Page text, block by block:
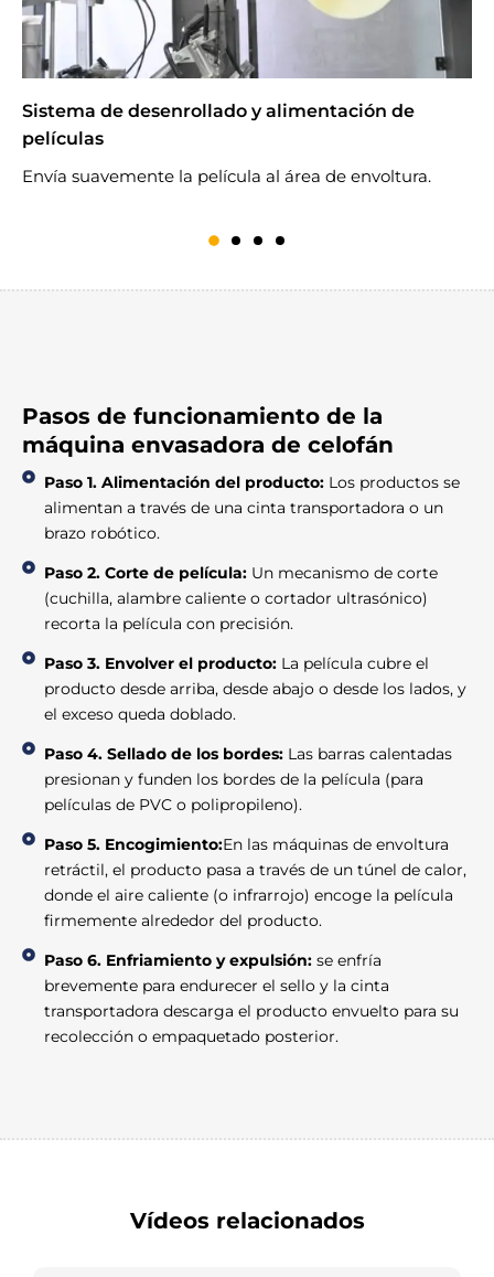
Envía suavemente la película al área de envoltura.
Sistema de desenrollado y alimentación de
películas
Pasos de funcionamiento de la
máquina envasadora de celofán
Paso 1. Alimentación del producto: Los productos se
alimentan a través de una cinta transportadora o un
brazo robótico.
Paso 2. Corte de película: Un mecanismo de corte
(cuchilla, alambre caliente o cortador ultrasónico)
recorta la película con precisión.
Paso 3. Envolver el producto: La película cubre el
producto desde arriba, desde abajo o desde los lados, y
el exceso queda doblado.
Paso 4. Sellado de los bordes: Las barras calentadas
presionan y funden los bordes de la película (para
películas de PVC o polipropileno).
Paso 5. Encogimiento:En las máquinas de envoltura
retráctil, el producto pasa a través de un túnel de calor,
donde el aire caliente (o infrarrojo) encoge la película
firmemente alrededor del producto.
Paso 6. Enfriamiento y expulsión: se enfría
brevemente para endurecer el sello y la cinta
transportadora descarga el producto envuelto para su
recolección o empaquetado posterior.
Vídeos relacionados